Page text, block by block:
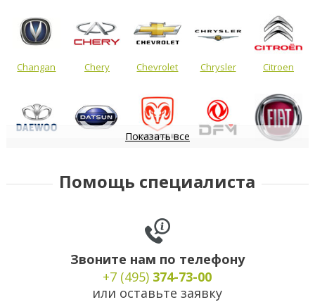
Changan Chery Chevrolet Chrysler Citroen
Показать все
Помощь специалиста
Звоните нам по телефону
+7 (495) 374-73-00
или оставьте заявку